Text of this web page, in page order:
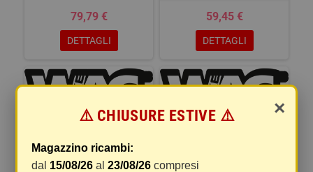
79,79 €
DETTAGLI
59,45 €
DETTAGLI
CM), NERO ROSSO
×
⚠️ CHIUSURE ESTIVE ⚠️
Magazzino ricambi:
dal 15/08/26 al23/08/26 compresi